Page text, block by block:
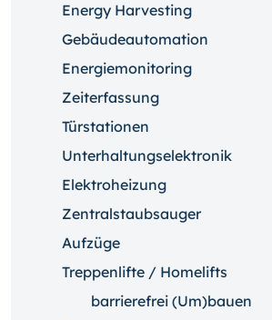
Energy Harvesting
Gebäudeautomation
Energiemonitoring
Zeiterfassung
Türstationen
Unterhaltungselektronik
Elektroheizung
Zentralstaubsauger
Aufzüge
Treppenlifte / Homelifts
barrierefrei (Um)bauen